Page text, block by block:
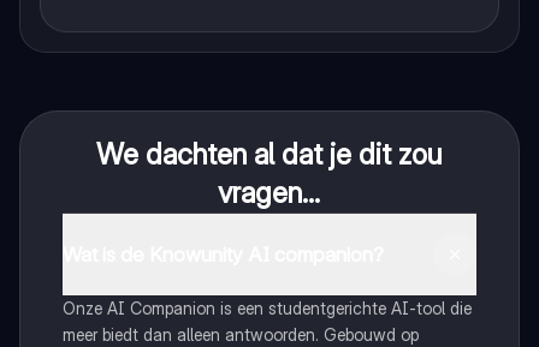
We dachten al dat je dit zou
vragen...
Onze AI Companion is een studentgerichte AI-tool die
meer biedt dan alleen antwoorden. Gebouwd op